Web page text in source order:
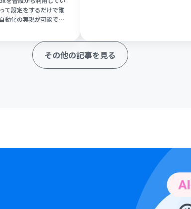
て設定をするだけで誰
動化の実現が可能で
その他の記事を見る